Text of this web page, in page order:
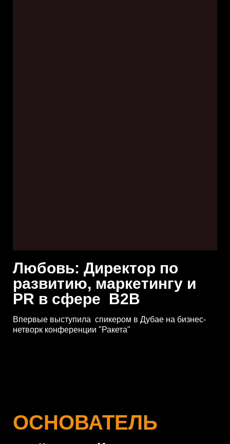
Любовь: Директор по
развитию, маркетингу и
PR в сфере B2B
Впервые выступила спикером в Дубае на бизнес-
нетворк конференции "Ракета"
ОСНОВАТЕЛЬ